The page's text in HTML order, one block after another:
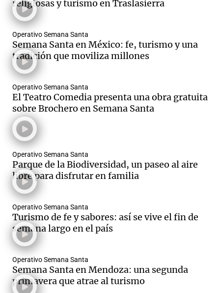
religiosas y turismo en Traslasierra
Operativo Semana Santa
Semana Santa en México: fe, turismo y una
tradición que moviliza millones
Operativo Semana Santa
El Teatro Comedia presenta una obra gratuita
sobre Brochero en Semana Santa
Operativo Semana Santa
Parque de la Biodiversidad, un paseo al aire
libre para disfrutar en familia
Operativo Semana Santa
Turismo de fe y sabores: así se vive el fin de
semana largo en el país
Operativo Semana Santa
Semana Santa en Mendoza: una segunda
primavera que atrae al turismo